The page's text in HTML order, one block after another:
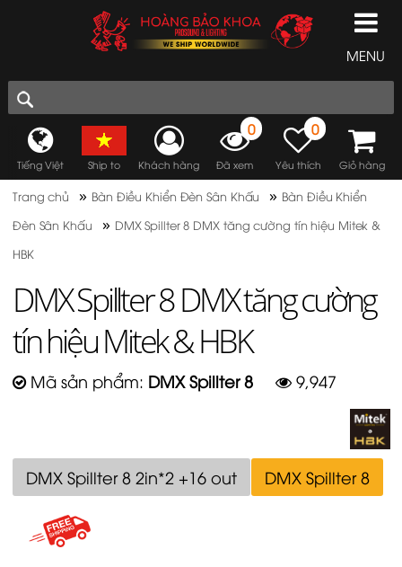
MENU
Tiếng Việt Ship to Khách hàng
0
Đã xem
0
Yêu thích Giỏ hàng
Trang chủ » Bàn Điều Khiển Đèn Sân Khấu » Bàn Điều Khiển
Đèn Sân Khấu
» DMX Spillter 8 DMX tăng cường tín hiệu Mitek &
HBK
DMX Spillter 8 DMX tăng cường
tín hiệu Mitek & HBK
Mã sản phẩm: DMX Spillter 8 9,947
DMX Spillter 8 2in*2 +16 out DMX Spillter 8